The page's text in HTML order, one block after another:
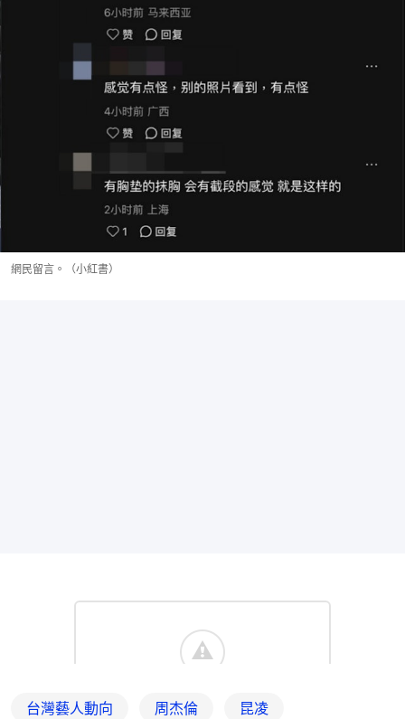
網民留言。（小紅書）
台灣藝人動向 周杰倫 昆凌